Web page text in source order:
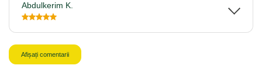
Abdulkerim K.
Afișați comentarii